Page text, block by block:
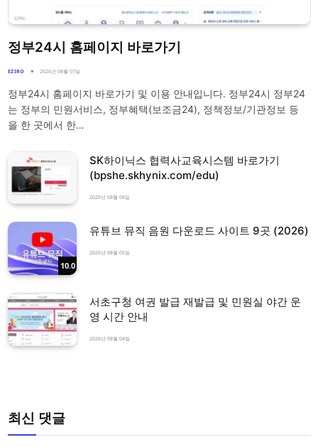
정부24시 홈페이지 바로가기
EZIRO 2026년 08월 07일
정부24시 홈페이지 바로가기 및 이용 안내입니다. 정부24시 정부24
는 정부의 민원서비스, 정부혜택(보조금24), 정책정보/기관정보 등
을 한 곳에서 한…
SK하이닉스 협력사교육시스템 바로가기
(bpshe.skhynix.com/edu)
2026년 08월 06일
10.0
유튜브 뮤직 음원 다운로드 사이트 9곳 (2026)
2026년 08월 05일
서초구청 여권 발급 재발급 및 민원실 야간 운
영 시간 안내
2026년 08월 04일
최신 댓글